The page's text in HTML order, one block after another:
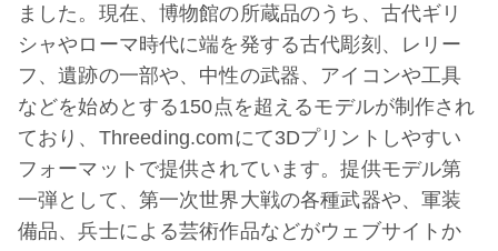
ました。現在、博物館の所蔵品のうち、古代ギリ
シャやローマ時代に端を発する古代彫刻、レリー
フ、遺跡の一部や、中性の武器、アイコンや工具
などを始めとする150点を超えるモデルが制作され
ており、Threeding.comにて3Dプリントしやすい
フォーマットで提供されています。提供モデル第
一弾として、第一次世界大戦の各種武器や、軍装
備品、兵士による芸術作品などがウェブサイトか